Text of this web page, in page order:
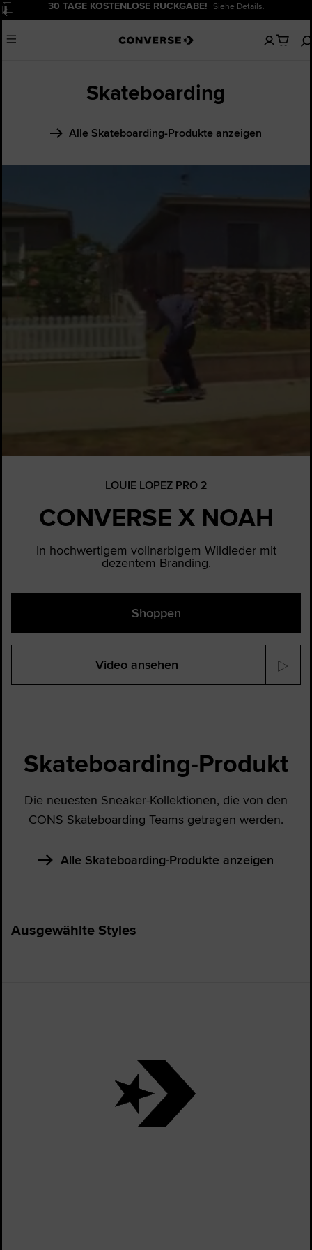
Pause 30 TAGE KOSTENLOSE RÜCKGABE! Siehe Details.
Menu
Keine
artikel
Skateboarding
Alle Skateboarding-Produkte anzeigen
LOUIE LOPEZ PRO 2
CONVERSE X NOAH
In hochwertigem vollnarbigem Wildleder mit
dezentem Branding.
Shoppen
Video ansehen
Skateboarding-Produkt
Die neuesten Sneaker-Kollektionen, die von den
CONS Skateboarding Teams getragen werden.
Alle Skateboarding-Produkte anzeigen
Ausgewählte Styles